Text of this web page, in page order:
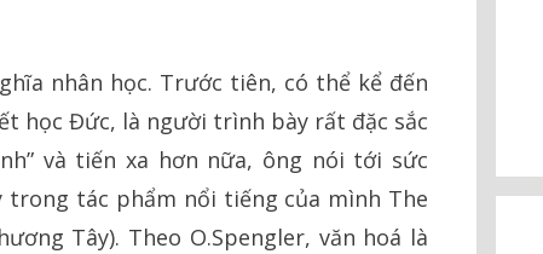
nhân học. Trước tiên, có thể kể đến
học Đức, là người trình bày rất đặc sắc
và tiến xa hơn nữa, ông nói tới sức
trong tác phẩm nổi tiếng của mình The
Tây). Theo O.Spengler, văn hoá là